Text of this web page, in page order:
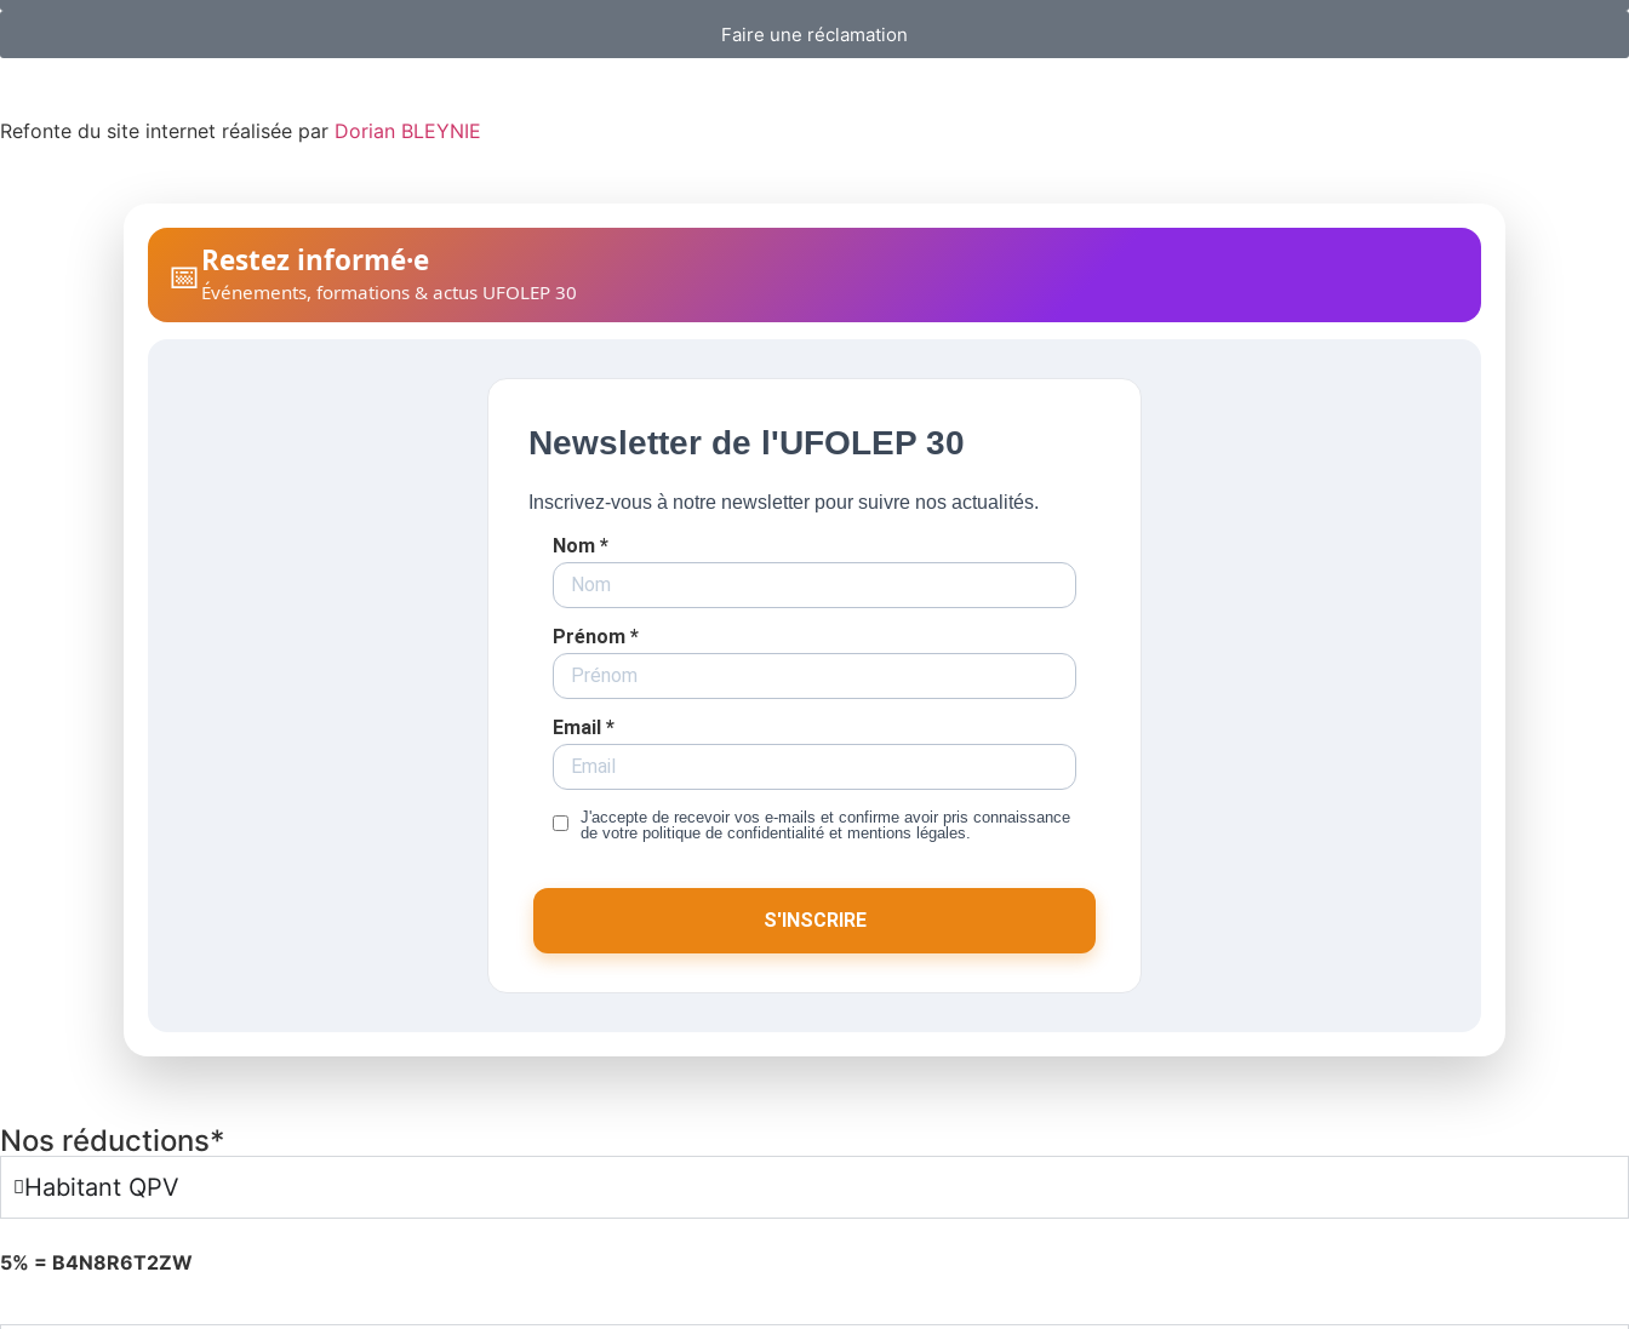
Faire une réclamation
Refonte du site internet réalisée par Dorian BLEYNIE
📅Restez informé·e
Événements, formations & actus UFOLEP 30
Newsletter de l'UFOLEP 30
Inscrivez-vous à notre newsletter pour suivre nos actualités.
Nom *
Prénom *
Email *
J'accepte de recevoir vos e-mails et confirme avoir pris connaissance
de votre politique de confidentialité et mentions légales.
S'INSCRIRE
Nos réductions*
Habitant QPV
5% = B4N8R6T2ZW